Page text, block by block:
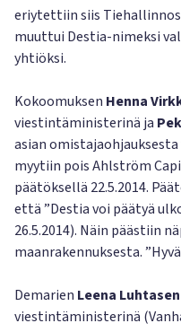
eriytettiin siis
muuttui Destia-nimeksi
yhtiöksi.
Kokoomuksen Henna
viestintäministerinä ja
asian
myytiin pois Ahlström
päätöksellä 22.5.2014.
että ”Destia voi päätyä
26.5.2014). Näin päästiin
maanrakennuksesta.
Demarien Leena Luhtasen
viestintäministerinä